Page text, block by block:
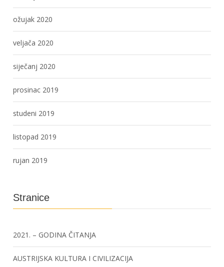
ožujak 2020
veljača 2020
siječanj 2020
prosinac 2019
studeni 2019
listopad 2019
rujan 2019
Stranice
2021. – GODINA ČITANJA
AUSTRIJSKA KULTURA I CIVILIZACIJA